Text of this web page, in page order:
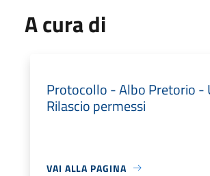
A cura di
Protocollo - Albo Pretorio -
Rilascio permessi
VAI ALLA PAGINA